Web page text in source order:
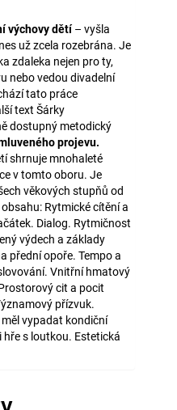
výchovy dětí– vyšla
už zcela rozebrána. Je
zdaleka nejen pro ty,
nebo vedou divadelní
tato práce
text Šárky
dostupný metodický
projevu.
shrnuje mnohaleté
v tomto oboru. Je
věkových stupňů od
Rytmické cítění a
Dialog. Rytmičnost
výdech a základy
přední opoře. Tempo a
Vnitřní hmatový
cit a pocit
přízvuk.
vypadat kondiční
s loutkou. Estetická